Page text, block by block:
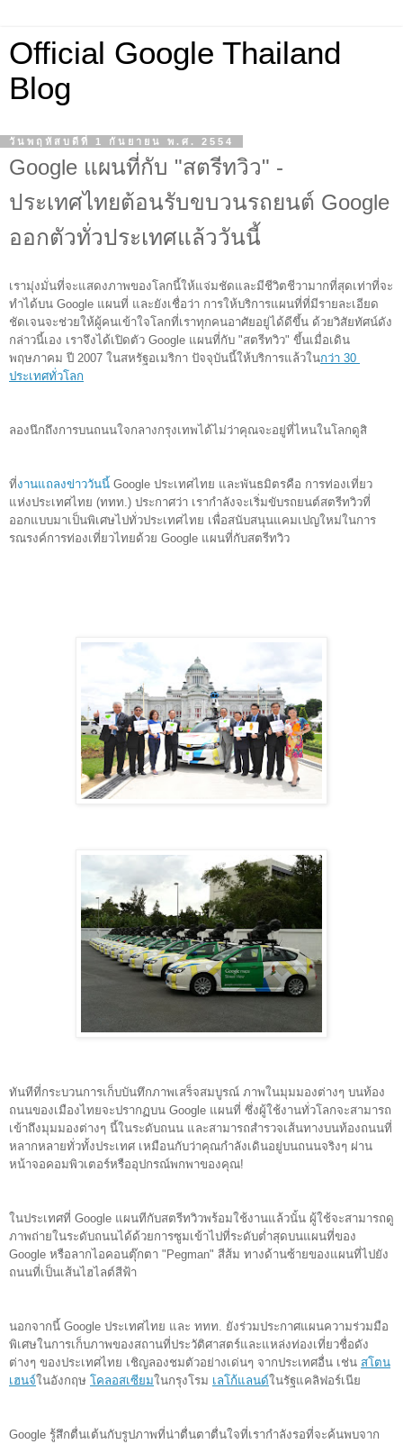
Official Google Thailand
Blog
วันพฤหัสบดีที่ 1 กันยายน พ.ศ. 2554
Google แผนที่กับ "สตรีทวิว" -
ประเทศไทยต้อนรับขบวนรถยนต์ Google
ออกตัวทั่วประเทศแล้ววันนี้
เรามุ่งมั่นที่จะแสดงภาพของโลกนี้ให้แจ่มชัดและมีชีวิตชีวามากที่สุดเท่าที่จะ
ทำได้บน Google แผนที่ และยังเชื่อว่า การให้บริการแผนที่ที่มีรายละเอียด
ชัดเจนจะช่วยให้ผู้คนเข้าใจโลกที่เราทุกคนอาศัยอยู่ได้ดีขึ้น ด้วยวิสัยทัศน์ดัง
กล่าวนี้เอง เราจึงได้เปิดตัว Google แผนที่กับ "สตรีทวิว" ขึ้นเมื่อเดิน
พฤษภาคม ปี 2007 ในสหรัฐอเมริกา ปัจจุบันนี้ให้บริการแล้วในกว่า 30
ประเทศทั่วโลก
ลองนึกถึงการบนถนนใจกลางกรุงเทพได้ไม่ว่าคุณจะอยู่ที่ไหนในโลกดูสิ
ที่งานแถลงข่าววันนี้ Google ประเทศไทย และพันธมิตรคือ การท่องเที่ยว
แห่งประเทศไทย (ททท.) ประกาศว่า เรากำลังจะเริ่มขับรถยนต์สตรีทวิวที่
ออกแบบมาเป็นพิเศษไปทั่วประเทศไทย เพื่อสนับสนุนแคมเปญใหม่ในการ
ทันทีที่กระบวนการเก็บบันทึกภาพเสร็จสมบูรณ์ ภาพในมุมมองต่างๆ บนท้อง
ถนนของเมืองไทยจะปรากฏบน Google แผนที่ ซึ่งผู้ใช้งานทั่วโลกจะสามารถ
เข้าถึงมุมมองต่างๆ นี้ในระดับถนน และสามารถสำรวจเส้นทางบนท้องถนนที่
หลากหลายทั่วทั้งประเทศ เหมือนกับว่าคุณกำลังเดินอยู่บนถนนจริงๆ ผ่าน
หน้าจอคอมพิวเตอร์หรืออุปกรณ์พกพาของคุณ!
ในประเทศที่ Google แผนทีกับสตรีทวิวพร้อมใช้งานแล้วนั้น ผู้ใช้จะสามารถดู
ภาพถ่ายในระดับถนนได้ด้วยการซูมเข้าไปที่ระดับต่ำสุดบนแผนที่ของ
Google หรือลากไอคอนตุ๊กตา "Pegman" สีส้ม ทางด้านซ้ายของแผนที่ไปยัง
ถนนที่เป็นเส้นไฮไลต์สีฟ้า
นอกจากนี้ Google ประเทศไทย และ ททท. ยังร่วมประกาศแผนความร่วมมือ
พิเศษในการเก็บภาพของสถานที่ประวัติศาสตร์และแหล่งท่องเที่ยวชื่อดัง
ต่างๆ ของประเทศไทย เชิญลองชมตัวอย่างเด่นๆ จากประเทศอื่น เช่น สโตน
เฮนจ์ในอังกฤษ โคลอสเซียมในกรุงโรม เลโก้แลนด์ในรัฐแคลิฟอร์เนีย
Google รู้สึกตื่นเต้นกับรูปภาพที่น่าตื่นตาตื่นใจที่เรากำลังรอที่จะค้นพบจาก